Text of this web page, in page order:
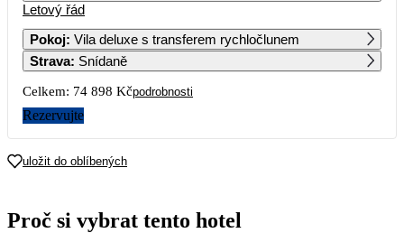
57 629 42 049 38 519 63 179 38 259
7 8
14
53 329
21
46 569
22
51 449
45 749 51 029 38 679
Letový řád
Pokoj:
Vila deluxe s transferem rychločlunem
Strava: Snídaně
Celkem: 74 898 Kčpodrobnosti
Rezervujte
uložit do oblíbených
Proč si vybrat tento hotel